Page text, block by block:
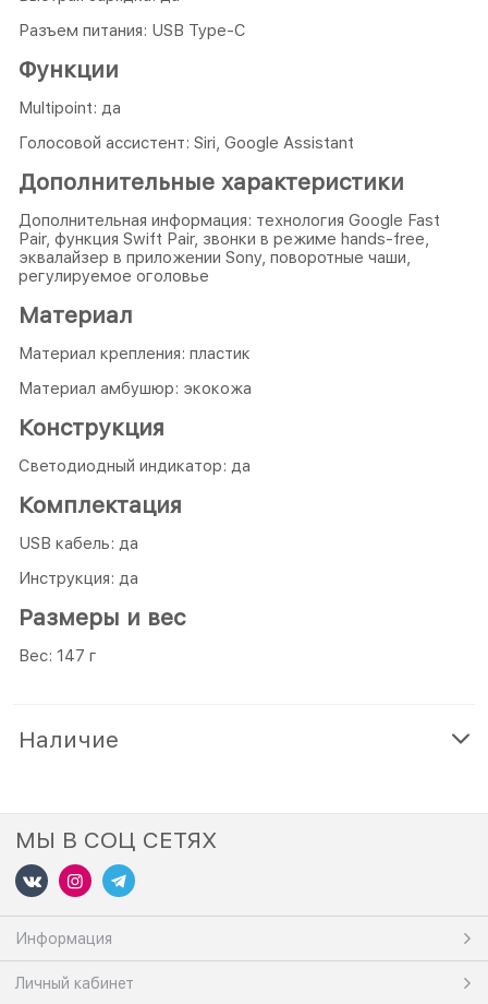
Разъем питания: USB Type-C
Функции
Multipoint: да
Голосовой ассистент: Siri, Google Assistant
Дополнительные характеристики
Дополнительная информация: технология Google Fast
Pair, функция Swift Pair, звонки в режиме hands-free,
эквалайзер в приложении Sony, поворотные чаши,
регулируемое оголовье
Материал
Материал крепления: пластик
Материал амбушюр: экокожа
Конструкция
Светодиодный индикатор: да
Комплектация
USB кабель: да
Инструкция: да
Размеры и вес
Вес: 147 г
Наличие
МЫ В СОЦ СЕТЯХ
Информация
Личный кабинет